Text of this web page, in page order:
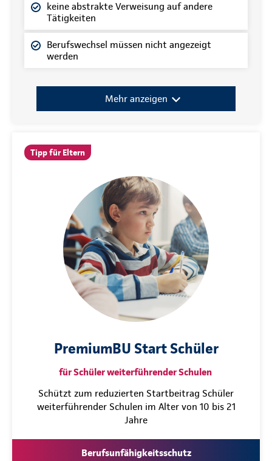
keine abstrakte Verweisung auf andere
Tätigkeiten
Berufswechsel müssen nicht angezeigt
werden
Mehr anzeigen
Tipp für Eltern
PremiumBU Start Schüler
für Schüler weiterführender Schulen
Schützt zum reduzierten Startbeitrag Schüler
weiterführender Schulen im Alter von 10 bis 21
Jahre
Berufsunfähigkeitsschutz